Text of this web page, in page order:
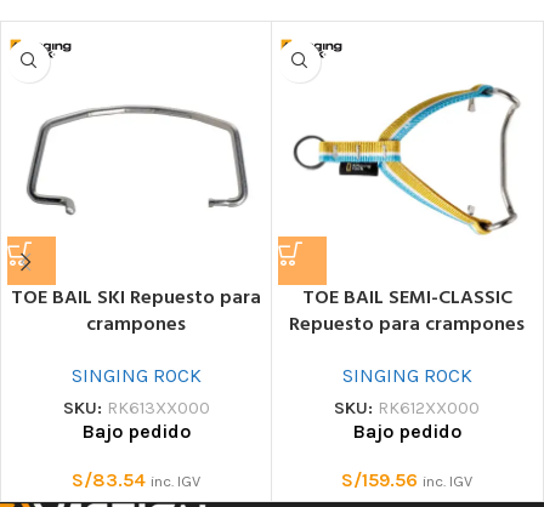
TOE BAIL SKI Repuesto para
crampones
SINGING ROCK
SKU: RK613XX000
Bajo pedido
S/83.54 inc. IGV
TOE BAIL SEMI-CLASSIC
Repuesto para crampones
SINGING ROCK
SKU: RK612XX000
Bajo pedido
S/159.56 inc. IGV